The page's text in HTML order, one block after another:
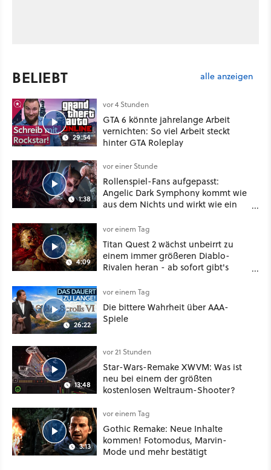
BELIEBT alle anzeigen
29:54
vor 4 Stunden
GTA 6 könnte jahrelange Arbeit
vernichten: So viel Arbeit steckt
hinter GTA Roleplay
1:38
vor einer Stunde
Rollenspiel-Fans aufgepasst:
Angelic Dark Symphony kommt wie
aus dem Nichts und wirkt wie ein
Mass Effect
4:09
vor einem Tag
Titan Quest 2 wächst unbeirrt zu
einem immer größeren Diablo-
Rivalen heran - ab sofort gibt's
Klasse
26:22
vor einem Tag
Die bittere Wahrheit über AAA-
Spiele
13:48
vor 21 Stunden
Star-Wars-Remake XWVM: Was ist
neu bei einem der größten
kostenlosen Weltraum-Shooter?
3:13
vor einem Tag
Gothic Remake: Neue Inhalte
kommen! Fotomodus, Marvin-
Mode und mehr bestätigt